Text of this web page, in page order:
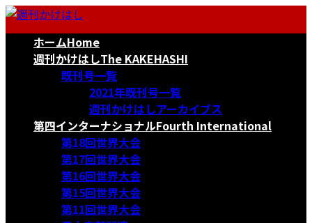
コ
ナ
ホームHome
週刊かけはしThe KAKEHASHI
既刊号一覧
2021年既刊号一覧
週刊かけはしアーカイブス
第四インターナショナルFourth International
第18回世界大会
第17回世界大会
第16回世界大会
第15回世界大会
第11回世界大会